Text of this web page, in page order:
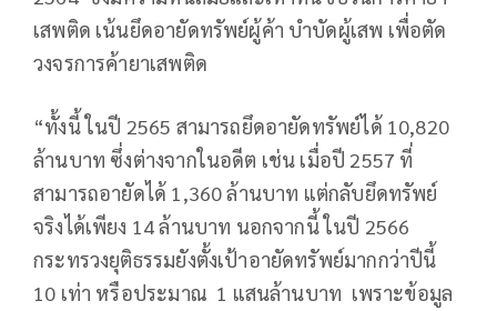
เสพติด เน้นยึดอายัดทรัพย์ผู้ค้า บำบัดผู้เสพ เพื่อตัด
วงจรการค้ายาเสพติด
“ทั้งนี้ ในปี 2565 สามารถยึดอายัดทรัพย์ได้ 10,820
ล้านบาท ซึ่งต่างจากในอดีต เช่น เมื่อปี 2557 ที่
สามารถอายัดได้ 1,360 ล้านบาท แต่กลับยึดทรัพย์
จริงได้เพียง 14 ล้านบาท นอกจากนี้ ในปี 2566
กระทรวงยุติธรรมยังตั้งเป้าอายัดทรัพย์มากกว่าปีนี้
10 เท่า หรือประมาณ 1 แสนล้านบาท เพราะข้อมูล